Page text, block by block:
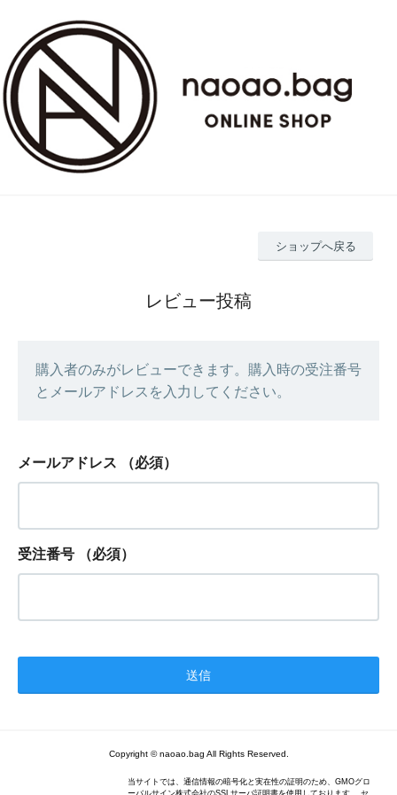
ショップへ戻る
レビュー投稿
購入者のみがレビューできます。購入時の受注番号
とメールアドレスを入力してください。
メールアドレス （必須）
受注番号 （必須）
Copyright © naoao.bag All Rights Reserved.
当サイトでは、通信情報の暗号化と実在性の証明のため、GMOグロ
ーバルサイン株式会社のSSLサーバ証明書を使用しております。 セ